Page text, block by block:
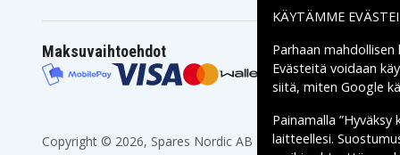
Maksuvaihtoehdot
Copyright © 2026, Spares Nordic AB
KÄYTÄMME
Parhaan
Evästeitä voidaan
siitä, miten Google
Painamalla
laitteellesi.